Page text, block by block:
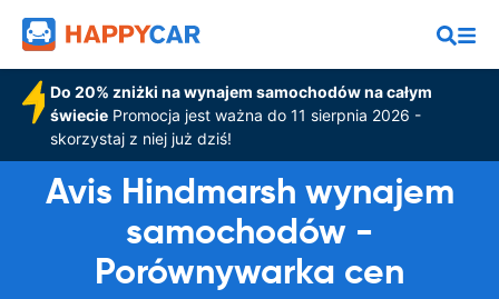
Do 20% zniżki na wynajem samochodów na całym
świeciePromocja jest ważna do 11 sierpnia 2026 -
skorzystaj z niej już dziś!
Avis Hindmarsh wynajem
samochodów -
Porównywarka cen